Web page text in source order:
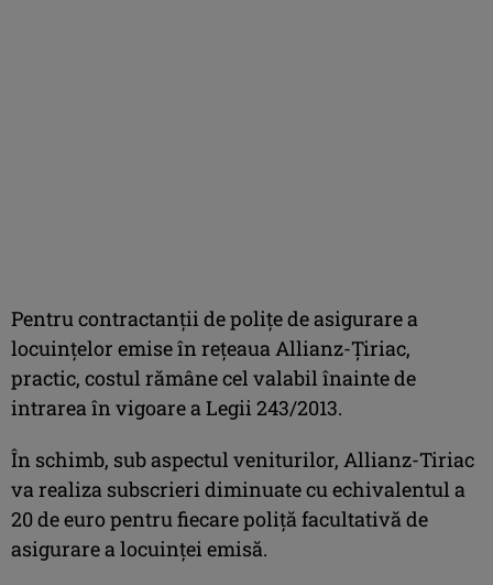
Pentru contractanţii de poliţe de asigurare a
locuinţelor emise în reţeaua Allianz-Ţiriac,
practic, costul rămâne cel valabil înainte de
intrarea în vigoare a Legii 243/2013.
În schimb, sub aspectul veniturilor, Allianz-Tiriac
va realiza subscrieri diminuate cu echivalentul a
20 de euro pentru fiecare poliţă facultativă de
asigurare a locuinţei emisă.